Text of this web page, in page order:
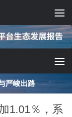
严峻出路
1.01％，系